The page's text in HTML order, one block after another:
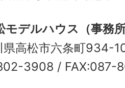
モデルハウス（事務
県高松市六条町
3908 / FAX:087-